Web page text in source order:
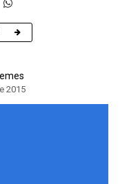
2015